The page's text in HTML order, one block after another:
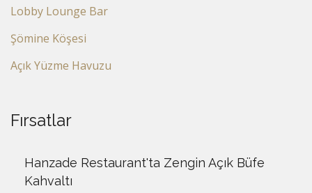
Lobby Lounge Bar
Şömine Köşesi
Açık Yüzme Havuzu
Fırsatlar
Hanzade Restaurant'ta Zengin Açık Büfe
Kahvaltı